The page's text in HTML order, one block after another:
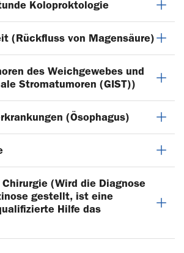
Koloproktologie
(Rückfluss von Magensäure)
des Weichgewebes und
Stromatumoren (GIST))
(Ösophagus)
(Wird die Diagnose
gestellt, ist eine
Hilfe das